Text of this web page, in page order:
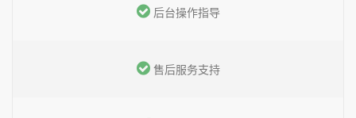
后台操作指导
售后服务支持